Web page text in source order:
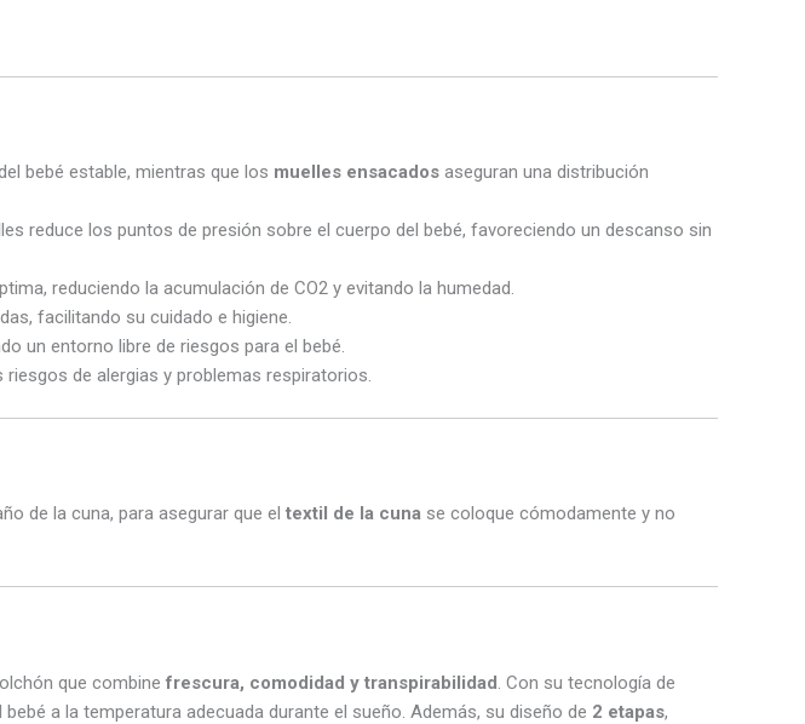
bebé estable, mientras que los muelles ensacados aseguran una distribución
reduce los puntos de presión sobre el cuerpo del bebé, favoreciendo un descanso sin
reduciendo la acumulación de CO2 y evitando la humedad.
facilitando su cuidado e higiene.
un entorno libre de riesgos para el bebé.
de alergias y problemas respiratorios.
de la cuna, para asegurar que el textil de la cuna se coloque cómodamente y no
que combinefrescura, comodidad y transpirabilidad. Con su tecnología de
a la temperatura adecuada durante el sueño. Además, su diseño de 2 etapas,